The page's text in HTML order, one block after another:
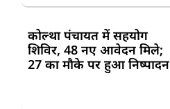
कोल्था पंचायत में सहयोग
शिविर, 48 नए आवेदन मिले;
27 का मौके पर हुआ निष्पादन